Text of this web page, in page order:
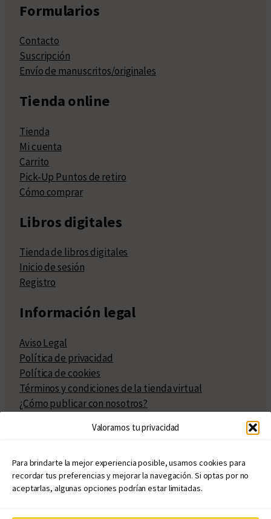
Valoramos tu privacidad
Para brindarte la mejor experiencia posible, usamos cookies para
recordar tus preferencias y mejorar la navegación. Si optas por no
aceptarlas, algunas opciones podrían estar limitadas.
Formularios
Contacto
Suscripción
Envío de manuscritos/originales
Tienda online
Tienda
Mi cuenta
Carrito
Pick-Up Puntos de retiro
Cómo comprar
Libros digitales
Tienda de libros digitales
Inicio de sesión
Registro
Información legal
Aviso Legal
Política de privacidad
Política de cookies
Términos y condiciones de la tienda virtual
¿Cómo publicar con nosotros?
Políticas de publicación
Políticas de coedición
Atribuciones